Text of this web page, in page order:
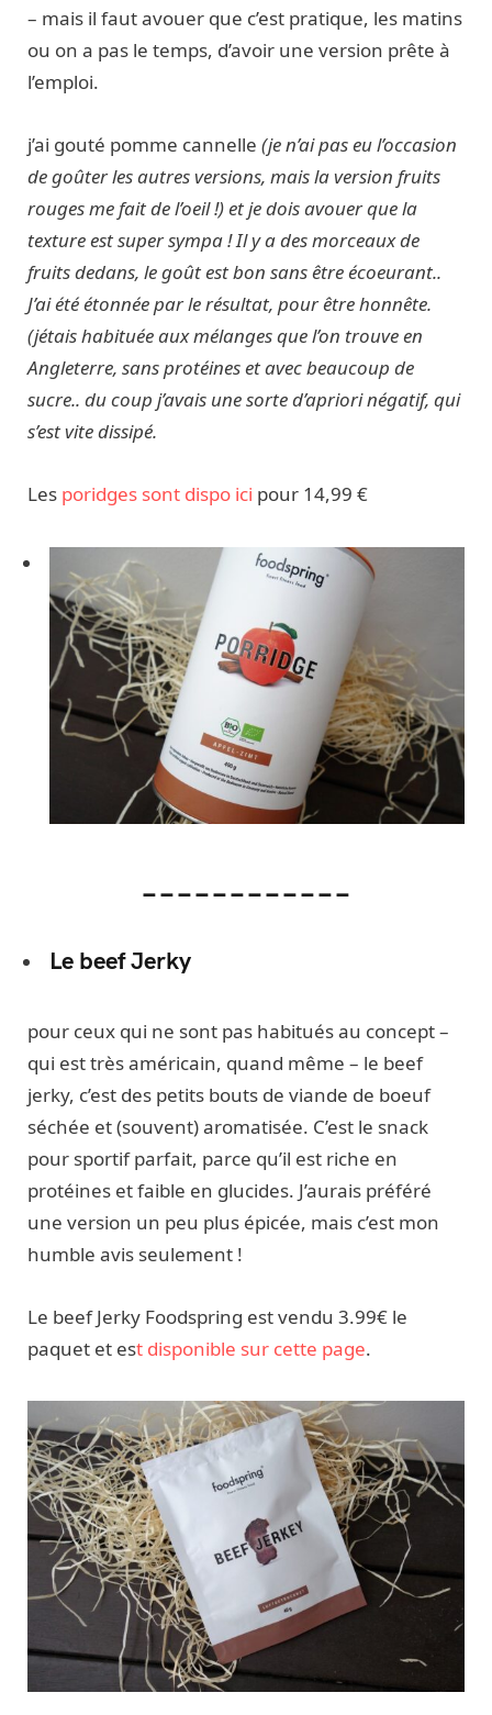
– mais il faut avouer que c’est pratique, les matins
ou on a pas le temps, d’avoir une version prête à
l’emploi.
j’ai gouté pomme cannelle (je n’ai pas eu l’occasion
de goûter les autres versions, mais la version fruits
rouges me fait de l’oeil !) et je dois avouer que la
texture est super sympa ! Il y a des morceaux de
fruits dedans, le goût est bon sans être écoeurant..
J’ai été étonnée par le résultat, pour être honnête.
(jétais habituée aux mélanges que l’on trouve en
Angleterre, sans protéines et avec beaucoup de
sucre.. du coup j’avais une sorte d’apriori négatif, qui
s’est vite dissipé.
Les poridges sont dispo ici pour 14,99 €
Le beef Jerky
pour ceux qui ne sont pas habitués au concept –
qui est très américain, quand même – le beef
jerky, c’est des petits bouts de viande de boeuf
séchée et (souvent) aromatisée. C’est le snack
pour sportif parfait, parce qu’il est riche en
protéines et faible en glucides. J’aurais préféré
une version un peu plus épicée, mais c’est mon
humble avis seulement !
Le beef Jerky Foodspring est vendu 3.99€ le
paquet et est disponible sur cette page.